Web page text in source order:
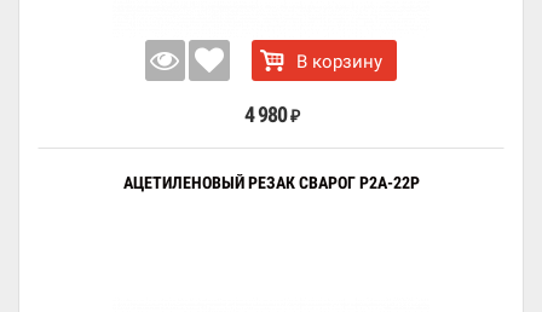
В корзину
4 980 ₽
АЦЕТИЛЕНОВЫЙ РЕЗАК СВАРОГ Р2А-22Р